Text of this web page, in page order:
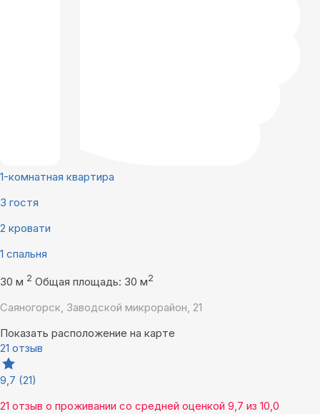
1-комнатная квартира
3 гостя
2 кровати
1 спальня
30 м 2 Общая площадь: 30 м2
Саяногорск, Заводской микрорайон, 21
Показать расположение на карте
21 отзыв
9,7 (21)
21 отзыв о проживании со средней оценкой 9,7 из 10,0